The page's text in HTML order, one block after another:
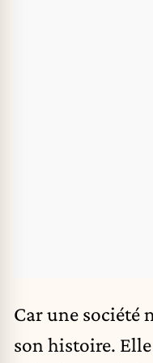
Car une société
son histoire.